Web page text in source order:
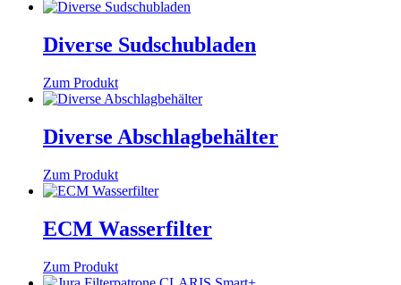
Diverse Sudschubladen
Zum Produkt
Diverse Abschlagbehälter
Zum Produkt
ECM Wasserfilter
Zum Produkt